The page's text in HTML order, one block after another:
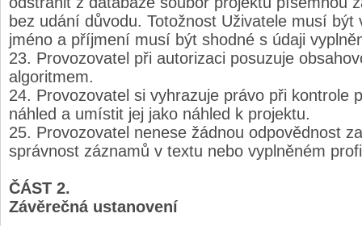
bez udání důvodu. Totožnost Uživatele musí
jméno a příjmení musí být shodné s údaji
Provozovatel při autorizaci posuzuje
algoritmem.
Provozovatel si vyhrazuje právo při kontrole
náhled a umístit jej jako náhled k projektu.
Provozovatel nenese žádnou odpovědnost
správnost záznamů v textu nebo vyplněném
ČÁST 2.
Závěrečná ustanovení